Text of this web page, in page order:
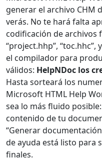
generar el archivo CHM
verás. No te hará falta
codificación de archivos
“project.hhp”,
el compilador para
válidos: HelpNDoc los
Hasta sorteará los
Microsoft HTML Help
sea lo más fluido
contenido de tu
“Generar documentación
de ayuda está listo para
finales.